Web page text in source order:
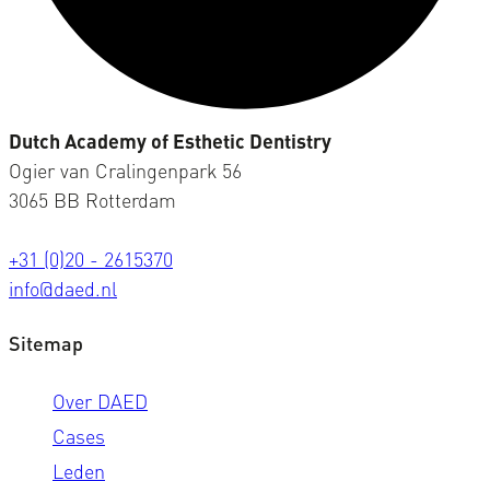
Dutch Academy of Esthetic Dentistry
Ogier van Cralingenpark 56
3065 BB Rotterdam
+31 (0)20 - 2615370
info@daed.nl
Sitemap
Over DAED
Cases
Leden